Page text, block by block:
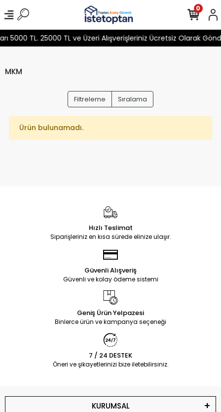
5000 TL. 25000 TL ve Üzeri Alışverişleriniz Ücretsiz Olarak
0
MKM
Filtreleme Sıralama
Ürün bulunamadı.
Hızlı Teslimat
Siparişleriniz en kısa sürede elinize ulaşır.
Güvenli Alışveriş
Güvenli ve kolay ödeme sistemi
Geniş Ürün Yelpazesi
Binlerce ürün ve kampanya seçeneği
7 / 24 DESTEK
Öneri ve şikayetlerinizi bize iletebilirsiniz.
KURUMSAL